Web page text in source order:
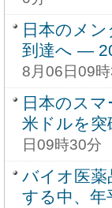
日本のメ
到達へ ―
8月06日09
日本のス
米ドルを突
日09時30分
バイオ医薬
する中、年